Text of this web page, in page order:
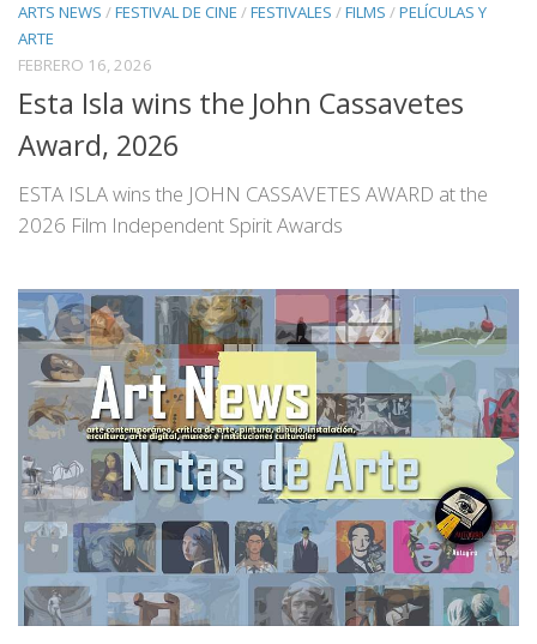
ARTS NEWS /FESTIVAL DE CINE /FESTIVALES /FILMS /PELÍCULAS Y
ARTE
FEBRERO 16, 2026
Esta Isla wins the John Cassavetes
Award, 2026
ESTA ISLA wins the JOHN CASSAVETES AWARD at the
2026 Film Independent Spirit Awards